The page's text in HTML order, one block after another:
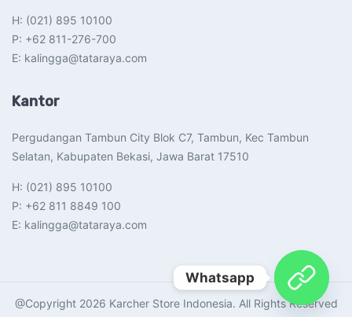
H: (021) 895 10100
P: +62 811-276-700
E: kalingga@tataraya.com
Kantor
Pergudangan Tambun City Blok C7, Tambun, Kec Tambun
Selatan, Kabupaten Bekasi, Jawa Barat 17510​
H: (021) 895 10100
P: +62 811 8849 100
E: kalingga@tataraya.com
@Copyright 2026 Karcher Store Indonesia. All Rights Reserved
Whatsapp